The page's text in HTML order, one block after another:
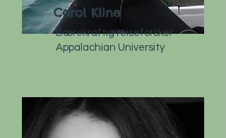
Carol Kline
Bærekraftig reiseforsker
Appalachian University